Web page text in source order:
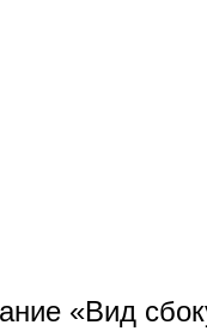
«Вид